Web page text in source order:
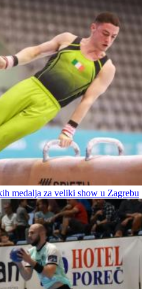
medalja za veliki show u Zagrebu